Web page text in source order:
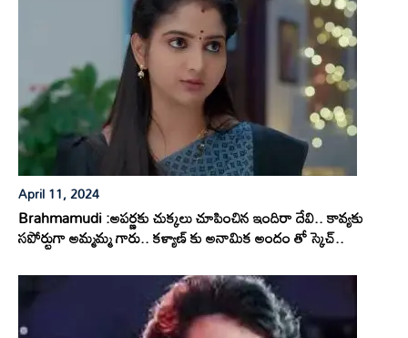
April 11, 2024
Brahmamudi :అపర్ణకు చుక్కలు చూపించిన ఇందిరా దేవి.. కావ్యకు
సపోర్టుగా అమ్మమ్మ గారు.. కళ్యాణ్ కు అనామిక అందం తో స్కెచ్..